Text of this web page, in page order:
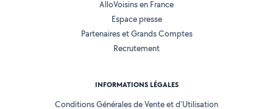
AlloVoisins en France
Espace presse
Partenaires et Grands Comptes
Recrutement
INFORMATIONS LÉGALES
Conditions Générales de Vente et d'Utilisation